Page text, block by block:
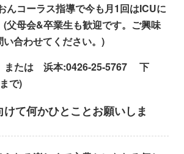
んコーラス指導で今も月1回はICUに
父母会&卒業生も歓迎です。ご興味
合わせてください。)
たは 浜本:0426-25-5767 下
で)
て何かひとことお願いしま